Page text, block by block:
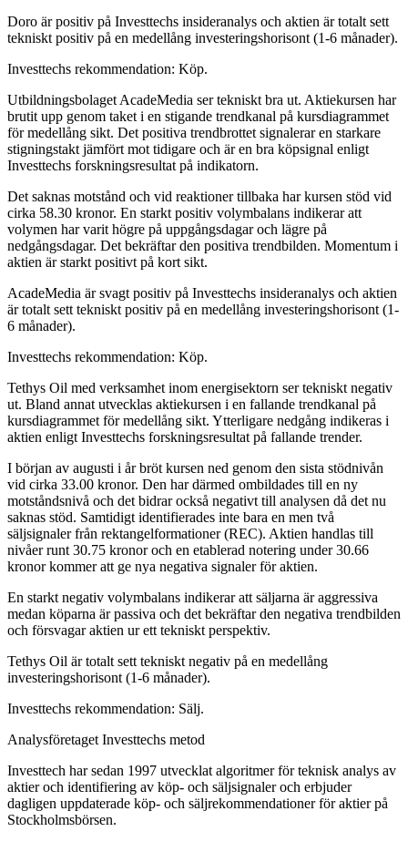
Doro är positiv på Investtechs insideranalys och aktien är totalt sett
tekniskt positiv på en medellång investeringshorisont (1-6 månader).
Investtechs rekommendation: Köp.
Utbildningsbolaget AcadeMedia ser tekniskt bra ut. Aktiekursen har
brutit upp genom taket i en stigande trendkanal på kursdiagrammet
för medellång sikt. Det positiva trendbrottet signalerar en starkare
stigningstakt jämfört mot tidigare och är en bra köpsignal enligt
Investtechs forskningsresultat på indikatorn.
Det saknas motstånd och vid reaktioner tillbaka har kursen stöd vid
cirka 58.30 kronor. En starkt positiv volymbalans indikerar att
volymen har varit högre på uppgångsdagar och lägre på
nedgångsdagar. Det bekräftar den positiva trendbilden. Momentum i
aktien är starkt positivt på kort sikt.
AcadeMedia är svagt positiv på Investtechs insideranalys och aktien
är totalt sett tekniskt positiv på en medellång investeringshorisont (1-
6 månader).
Investtechs rekommendation: Köp.
Tethys Oil med verksamhet inom energisektorn ser tekniskt negativ
ut. Bland annat utvecklas aktiekursen i en fallande trendkanal på
kursdiagrammet för medellång sikt. Ytterligare nedgång indikeras i
aktien enligt Investtechs forskningsresultat på fallande trender.
I början av augusti i år bröt kursen ned genom den sista stödnivån
vid cirka 33.00 kronor. Den har därmed ombildades till en ny
motståndsnivå och det bidrar också negativt till analysen då det nu
saknas stöd. Samtidigt identifierades inte bara en men två
säljsignaler från rektangelformationer (REC). Aktien handlas till
nivåer runt 30.75 kronor och en etablerad notering under 30.66
kronor kommer att ge nya negativa signaler för aktien.
En starkt negativ volymbalans indikerar att säljarna är aggressiva
medan köparna är passiva och det bekräftar den negativa trendbilden
och försvagar aktien ur ett tekniskt perspektiv.
Tethys Oil är totalt sett tekniskt negativ på en medellång
investeringshorisont (1-6 månader).
Investtechs rekommendation: Sälj.
Analysföretaget Investtechs metod
Investtech har sedan 1997 utvecklat algoritmer för teknisk analys av
aktier och identifiering av köp- och säljsignaler och erbjuder
dagligen uppdaterade köp- och säljrekommendationer för aktier på
Stockholmsbörsen.